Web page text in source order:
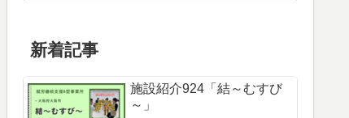
新着記事
施設紹介924「結～むすび
～」